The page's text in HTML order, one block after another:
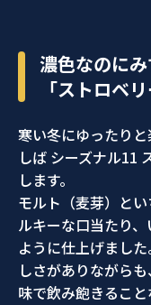
濃色なのに
「ストロベ
寒い冬にゆったり
しば シーズナル11
します。
モルト（麦芽）と
ルキーな口当たり
ように仕上げまし
しさがありながら
味で飲み飽きること